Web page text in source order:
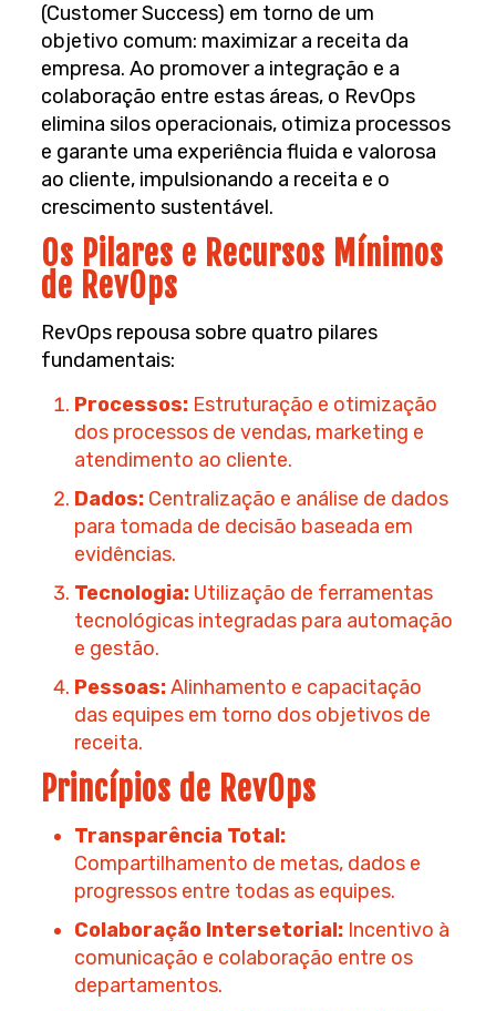
(Customer Success) em torno de um
objetivo comum: maximizar a receita da
empresa. Ao promover a integração e a
colaboração entre estas áreas, o RevOps
elimina silos operacionais, otimiza processos
e garante uma experiência fluida e valorosa
ao cliente, impulsionando a receita e o
crescimento sustentável.
Os Pilares e Recursos Mínimos
de RevOps
RevOps repousa sobre quatro pilares
fundamentais:
Processos:Estruturação e otimização
dos processos de vendas, marketing e
atendimento ao cliente.
Dados:Centralização e análise de dados
para tomada de decisão baseada em
evidências.
Tecnologia:Utilização de ferramentas
tecnológicas integradas para automação
e gestão.
Pessoas:Alinhamento e capacitação
das equipes em torno dos objetivos de
receita.
Princípios de RevOps
Transparência Total:
Compartilhamento de metas, dados e
progressos entre todas as equipes.
Colaboração Intersetorial:Incentivo à
comunicação e colaboração entre os
departamentos.